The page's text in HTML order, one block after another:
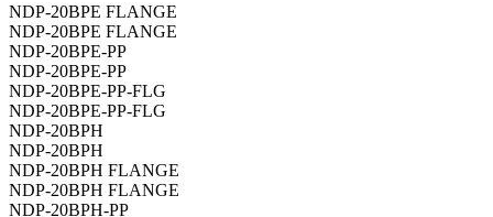
NDP-20BPE FLANGE
NDP-20BPE FLANGE
NDP-20BPE-PP
NDP-20BPE-PP
NDP-20BPE-PP-FLG
NDP-20BPE-PP-FLG
NDP-20BPH
NDP-20BPH
NDP-20BPH FLANGE
NDP-20BPH FLANGE
NDP-20BPH-PP